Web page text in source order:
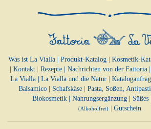
Was ist La Vialla Produkt-Katalog Kosmetik-
Kontakt Rezepte Nachrichten von der Fattoria
La Vialla| La Vialla und die Natur|
Balsamico| Schafskäse| Pasta, Soßen, Antipasti
Biokosmetik
Nahrungsergänzung Süßes
(Alkoholfrei)| Gutschein